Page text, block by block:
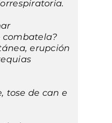
combatela?
erupción
tose de can e